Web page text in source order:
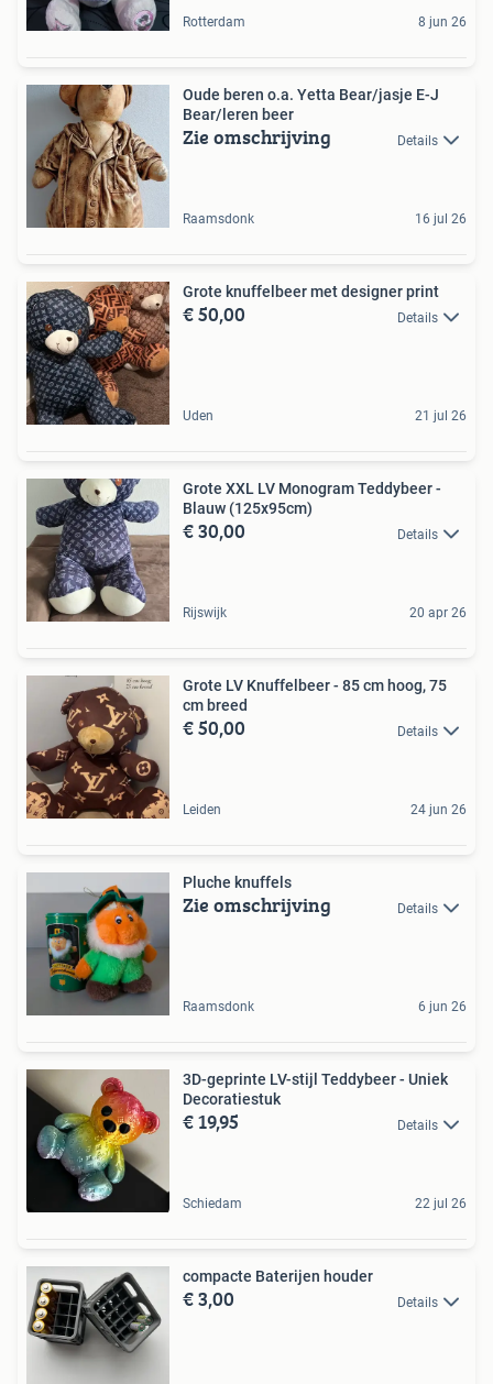
Rotterdam 8 jun 26
Oude beren o.a. Yetta Bear/jasje E-J
Bear/leren beer
Zie omschrijving Details
Raamsdonk 16 jul 26
Grote knuffelbeer met designer print
€ 50,00 Details
Uden 21 jul 26
Grote XXL LV Monogram Teddybeer -
Blauw (125x95cm)
€ 30,00 Details
Rijswijk 20 apr 26
Grote LV Knuffelbeer - 85 cm hoog, 75
cm breed
€ 50,00 Details
Leiden 24 jun 26
Pluche knuffels
Zie omschrijving Details
Raamsdonk 6 jun 26
3D-geprinte LV-stijl Teddybeer - Uniek
Decoratiestuk
€ 19,95 Details
Schiedam 22 jul 26
compacte Baterijen houder
€ 3,00 Details